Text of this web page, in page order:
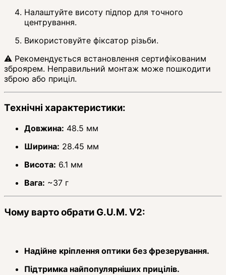
Налаштуйте висоту підпор для точного
центрування.
Використовуйте фіксатор різьби.
⚠️ Рекомендується встановлення сертифікованим
зброярем. Неправильний монтаж може пошкодити
зброю або приціл.
Технічні характеристики:
Довжина: 48.5 мм
Ширина: 28.45 мм
Висота: 6.1 мм
Вага: ~37 г
Чому варто обрати G.U.M. V2:
Надійне кріплення оптики без фрезерування.
Підтримка найпопулярніших прицілів.